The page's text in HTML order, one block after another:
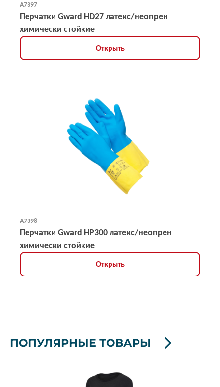
А7397
Перчатки Gward HD27 латекс/неопрен
химически стойкие
Открыть
А7398
Перчатки Gward HP300 латекс/неопрен
химически стойкие
Открыть
ПОПУЛЯРНЫЕ ТОВАРЫ